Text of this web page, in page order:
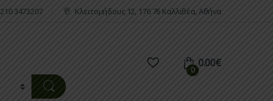
210 3473207 Κλειτομήδους 12, 176 76 Καλλιθέα, Αθήνα
0
0.00€